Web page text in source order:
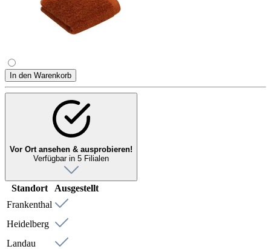
In den Warenkorb
Vor Ort ansehen & ausprobieren!
Verfügbar in 5 Filialen
Standort
Ausgestellt
Frankenthal
Heidelberg
Landau